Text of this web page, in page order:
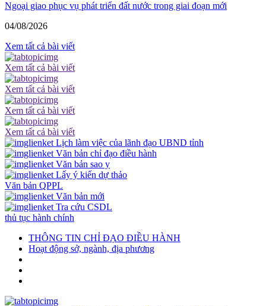
Ngoại giao phục vụ phát triển đất nước trong giai đoạn mới
04/08/2026
Xem tất cả bài viết
Xem tất cả bài viết
Xem tất cả bài viết
Xem tất cả bài viết
Xem tất cả bài viết
Lịch làm việc của lãnh đạo UBND tỉnh
Văn bản chỉ đạo điều hành
Văn bản sao y
Lấy ý kiến dự thảo
Văn bản QPPL
Văn bản mới
Tra cứu CSDL
thủ tục hành chính
THÔNG TIN CHỈ ĐẠO ĐIỀU HÀNH
Hoạt động sở, ngành, địa phương